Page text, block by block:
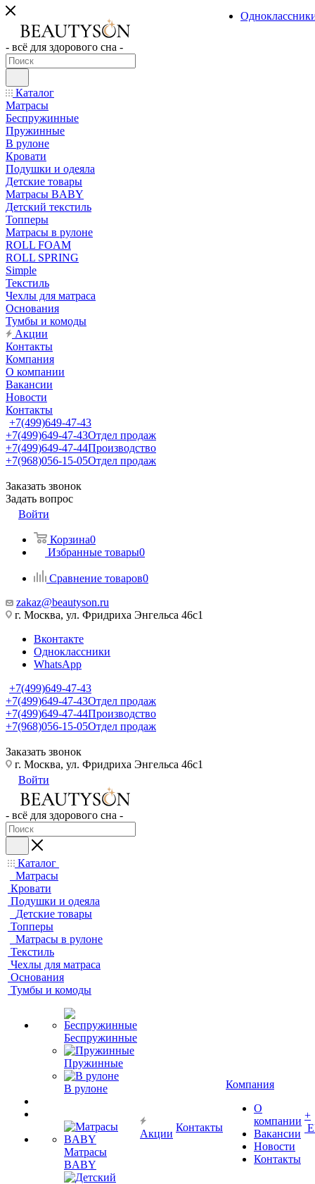
- всё для здорового сна -
Каталог
Матрасы
Беспружинные
Пружинные
В рулоне
Кровати
Подушки и одеяла
Детские товары
Матрасы BABY
Детский текстиль
Топперы
Матрасы в рулоне
ROLL FOAM
ROLL SPRING
Simple
Текстиль
Чехлы для матраса
Основания
Тумбы и комоды
Акции
Контакты
Компания
О компании
Вакансии
Новости
Контакты
+7(499)649-47-43
+7(499)649-47-43Отдел продаж
+7(499)649-47-44Производство
+7(968)056-15-05Отдел продаж
Заказать звонок
Задать вопрос
Войти
Корзина0
Избранные товары0
Сравнение товаров0
zakaz@beautyson.ru
г. Москва, ул. Фридриха Энгельса 46с1
Вконтакте
Одноклассники
WhatsApp
+7(499)649-47-43
+7(499)649-47-43Отдел продаж
+7(499)649-47-44Производство
+7(968)056-15-05Отдел продаж
Заказать звонок
г. Москва, ул. Фридриха Энгельса 46с1
Войти
- всё для здорового сна -
Каталог
Матрасы
Кровати
Подушки и одеяла
Детские товары
Топперы
Матрасы в рулоне
Текстиль
Чехлы для матраса
Основания
Тумбы и комоды
Беспружинные
Пружинные
В рулоне
Матрасы
BABY
Акции
Контакты
Компания
О
компании
Вакансии
Новости
Контакты
+